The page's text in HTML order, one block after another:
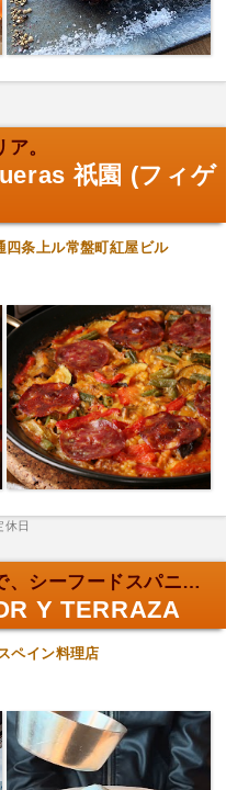
。
祇園 (フィゲ
四条上ル常盤町紅屋ビル
休日
ハンマーヘッドの絶景で、シーフードスパニッシュを。
Y TERRAZA
ペイン料理店